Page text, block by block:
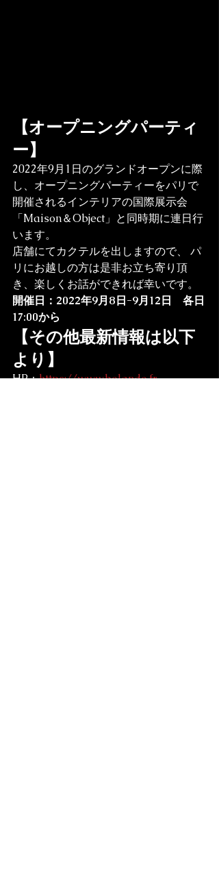
【オープニングパーティ
ー】
2022年9月1日のグランドオープンに際
し、オープニングパーティーをパリで
開催されるインテリアの国際展示会
「Maison＆Object」と同時期に連日行
います。
店舗にてカクテルを出しますので、 パ
リにお越しの方は是非お立ち寄り頂
き、楽しくお話ができれば幸いです。
開催日：2022年9月8日-9月12日　各日
17:00から
【その他最新情報は以下
より】
HP：https://www.bolando.fr